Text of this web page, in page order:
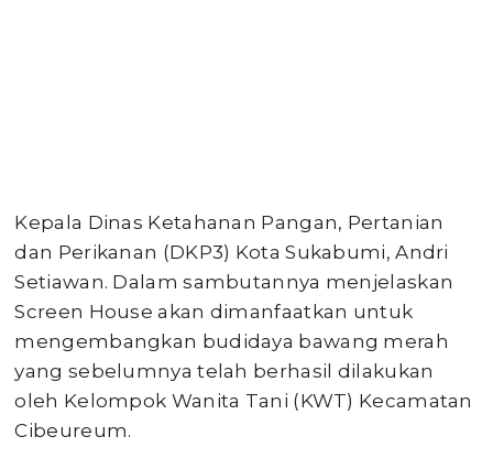
Kepala Dinas Ketahanan Pangan, Pertanian
dan Perikanan (DKP3) Kota Sukabumi, Andri
Setiawan. Dalam sambutannya menjelaskan
Screen House akan dimanfaatkan untuk
mengembangkan budidaya bawang merah
yang sebelumnya telah berhasil dilakukan
oleh Kelompok Wanita Tani (KWT) Kecamatan
Cibeureum.